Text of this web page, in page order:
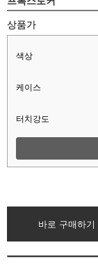
상품가
색상
케이스
터치강도
바로 구매하기